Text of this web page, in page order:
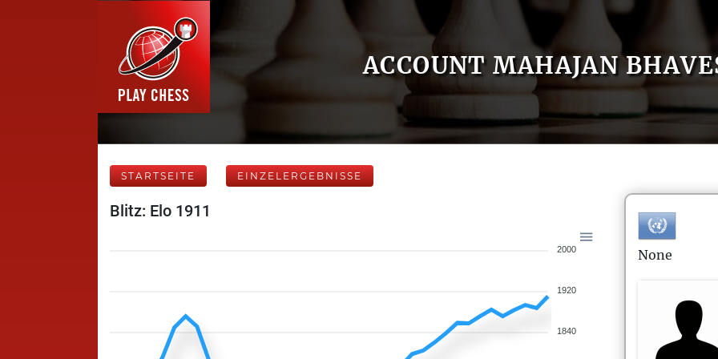
ACCOUNT MAHAJAN
STARTSEITE EINZELERGEBNISSE
Blitz: Elo 1911
2000
1920
1840
None